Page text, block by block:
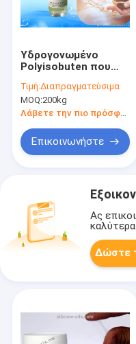
Υδρογονωμένο
Polyisobuten που
προϊόντα
πετρελαίου CAS
68551-20-2 9016-00-
Τιμή:Διαπραγματεύσιμα
MOQ:200kg
Λάβετε την πιο πρόσφατη τιμή
Επικοινωνήστε
Ας
Δώστε